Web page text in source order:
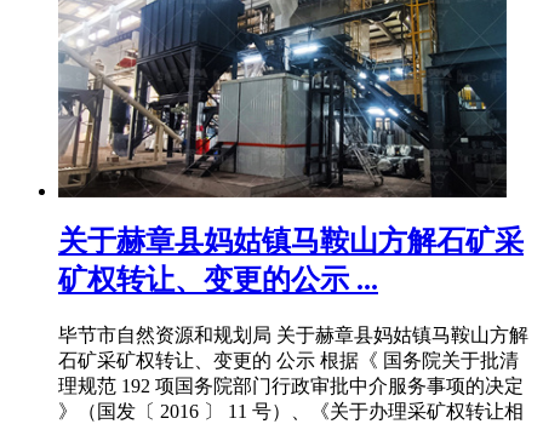
关于赫章县妈姑镇马鞍山方解石矿采
矿权转让、变更的公示 ...
毕节市自然资源和规划局 关于赫章县妈姑镇马鞍山方解
石矿采矿权转让、变更的 公示 根据《 国务院关于批清
理规范 192 项国务院部门行政审批中介服务事项的决定
》（国发〔 2016 〕 11 号）、《关于办理采矿权转让相